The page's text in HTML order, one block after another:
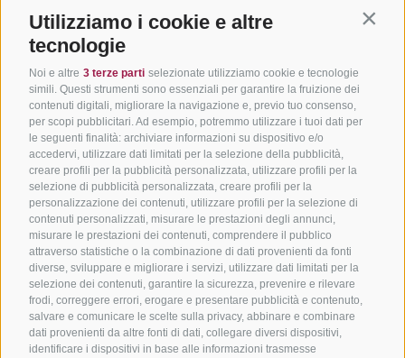
Utilizziamo i cookie e altre
tecnologie
Noi e altre 3 terze parti selezionate utilizziamo cookie e tecnologie
simili. Questi strumenti sono essenziali per garantire la fruizione dei
contenuti digitali, migliorare la navigazione e, previo tuo consenso,
per scopi pubblicitari. Ad esempio, potremmo utilizzare i tuoi dati per
le seguenti finalità: archiviare informazioni su dispositivo e/o
accedervi, utilizzare dati limitati per la selezione della pubblicità,
creare profili per la pubblicità personalizzata, utilizzare profili per la
selezione di pubblicità personalizzata, creare profili per la
personalizzazione dei contenuti, utilizzare profili per la selezione di
contenuti personalizzati, misurare le prestazioni degli annunci,
misurare le prestazioni dei contenuti, comprendere il pubblico
attraverso statistiche o la combinazione di dati provenienti da fonti
diverse, sviluppare e migliorare i servizi, utilizzare dati limitati per la
selezione dei contenuti, garantire la sicurezza, prevenire e rilevare
frodi, correggere errori, erogare e presentare pubblicità e contenuto,
salvare e comunicare le scelte sulla privacy, abbinare e combinare
dati provenienti da altre fonti di dati, collegare diversi dispositivi,
identificare i dispositivi in base alle informazioni trasmesse